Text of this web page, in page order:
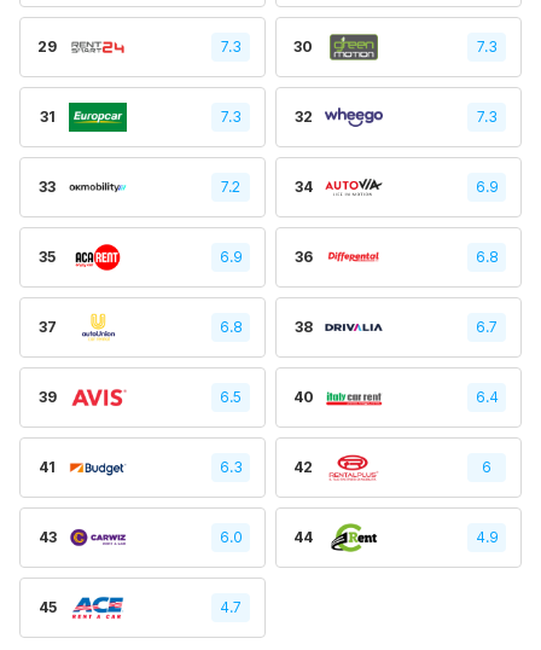
29 7.3 30 7.3
31 7.3 32 7.3
33 7.2 34 6.9
35 6.9 36 6.8
37 6.8 38 6.7
39 6.5 40 6.4
41 6.3 42 6
43 6.0 44 4.9
45 4.7